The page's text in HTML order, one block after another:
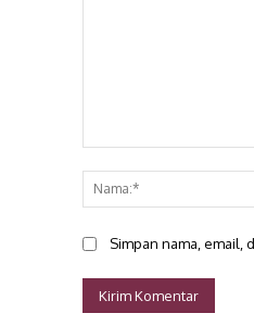
Simpan nama, email,